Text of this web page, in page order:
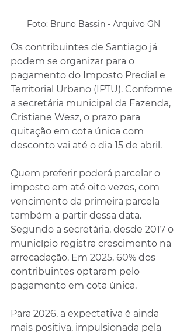
Foto: Bruno Bassin - Arquivo GN
Os contribuintes de Santiago já
podem se organizar para o
pagamento do Imposto Predial e
Territorial Urbano (IPTU). Conforme
a secretária municipal da Fazenda,
Cristiane Wesz, o prazo para
quitação em cota única com
desconto vai até o dia 15 de abril.
Quem preferir poderá parcelar o
imposto em até oito vezes, com
vencimento da primeira parcela
também a partir dessa data.
Segundo a secretária, desde 2017 o
município registra crescimento na
arrecadação. Em 2025, 60% dos
contribuintes optaram pelo
pagamento em cota única.
Para 2026, a expectativa é ainda
mais positiva, impulsionada pela